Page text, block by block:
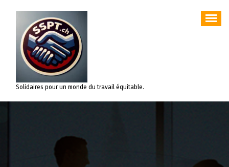
contenu
Solidaires pour un monde du travail équitable.